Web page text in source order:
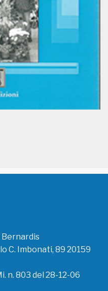
Bernardis
C. Imbonati, 89 20159
n. 803 del 28-12-06